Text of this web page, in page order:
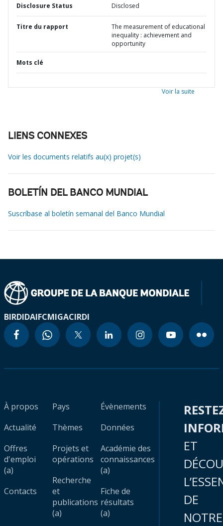
Disclosure Status Disclosed
Titre du rapport
The measurement of educational
inequality : achievement and
opportunity
Mots clé
Voir la suite
LIENS CONNEXES
Voir les documents relatifs au(x) projet(s)
BOLETÍN DEL BANCO MUNDIAL
Suscríbase al boletín semanal del Banco Mundial
BIRDIDAIFCMIGACIRDI
À propos
Actualité
Offres
d'emploi
(a)
Contacts
Pays
Thèmes
Projets et
opérations
Recherche
et
publications
(a)
Évènements
Données
Académie des
connaissances
(a)
Fiche de
résultats
(a)
ET
DE
NOTRE